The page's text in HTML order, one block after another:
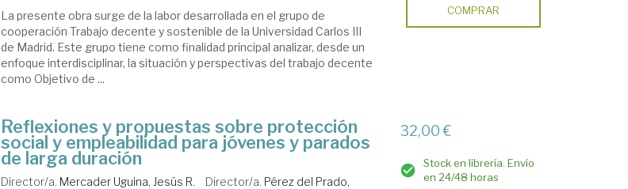
La presente obra surge de la labor desarrollada en el grupo de
cooperación Trabajo decente y sostenible de la Universidad Carlos III
de Madrid. Este grupo tiene como finalidad principal analizar, desde un
enfoque interdisciplinar, la situación y perspectivas del trabajo decente
como Objetivo de ...
COMPRAR
Reflexiones y propuestas sobre protección
social y empleabilidad para jóvenes y parados
de larga duración
Director/a. Mercader Uguina, Jesús R. Director/a. Pérez del Prado,
32,00 €
Stock en librería. Envío
en 24/48 horas